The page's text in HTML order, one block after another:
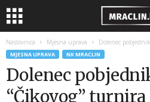
Naslovnica Mjesna uprava Dolenec
MJESNA UPRAVA NK MRACLIN
Dolenec
“Čikovog” turnira